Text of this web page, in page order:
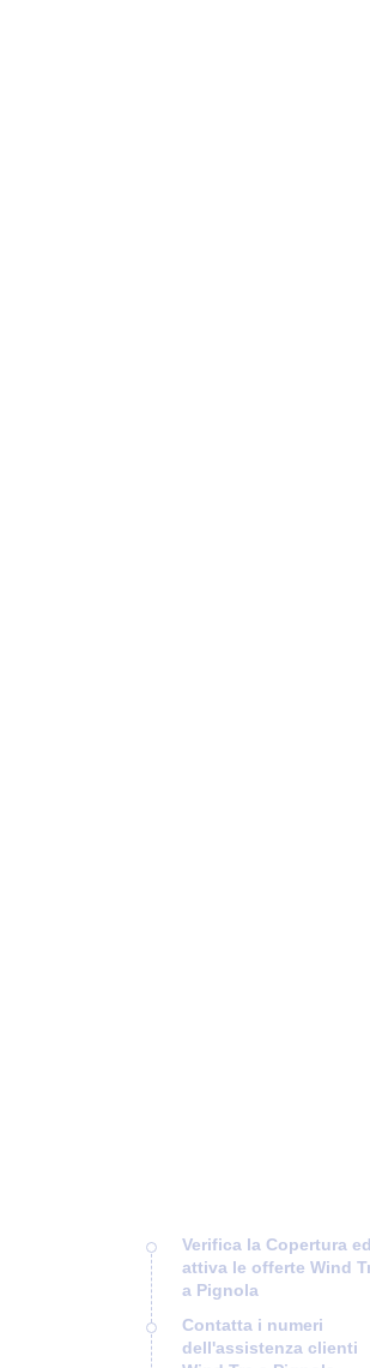
Verifica la Copertura ed
attiva le offerte Wind
a Pignola
Contatta i numeri
dell'assistenza clienti